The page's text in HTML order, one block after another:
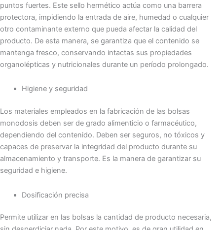
puntos fuertes. Este sello hermético actúa como una barrera
protectora, impidiendo la entrada de aire, humedad o cualquier
otro contaminante externo que pueda afectar la calidad del
producto. De esta manera, se garantiza que el contenido se
mantenga fresco, conservando intactas sus propiedades
organolépticas y nutricionales durante un período prolongado.
Higiene y seguridad
Los materiales empleados en la fabricación de las bolsas
monodosis deben ser de grado alimenticio o farmacéutico,
dependiendo del contenido. Deben ser seguros, no tóxicos y
capaces de preservar la integridad del producto durante su
almacenamiento y transporte. Es la manera de garantizar su
seguridad e higiene.
Dosificación precisa
Permite utilizar en las bolsas la cantidad de producto necesaria,